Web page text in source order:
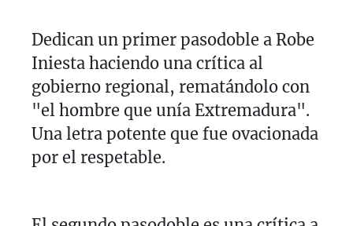
Dedican un primer pasodoble a Robe
Iniesta haciendo una crítica al
gobierno regional, rematándolo con
"el hombre que unía Extremadura".
Una letra potente que fue ovacionada
por el respetable.